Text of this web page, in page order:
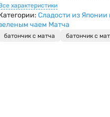
характеристики
Сладости из Японии
чаем Матча
батончик с матча батончик с